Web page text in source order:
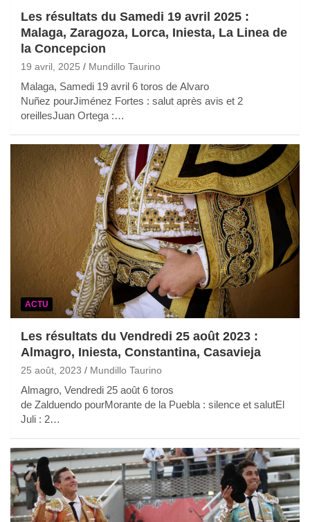
Les résultats du Samedi 19 avril 2025 :
Malaga, Zaragoza, Lorca, Iniesta, La Linea de
la Concepcion
19 avril, 2025 Mundillo Taurino
Malaga, Samedi 19 avril 6 toros de Alvaro
Nuñez pourJiménez Fortes : salut après avis et 2
oreillesJuan Ortega :…
ACTU
Les résultats du Vendredi 25 août 2023 :
Almagro, Iniesta, Constantina, Casavieja
25 août, 2023 Mundillo Taurino
Almagro, Vendredi 25 août 6 toros
de Zalduendo pourMorante de la Puebla : silence et salutEl
Juli : 2…